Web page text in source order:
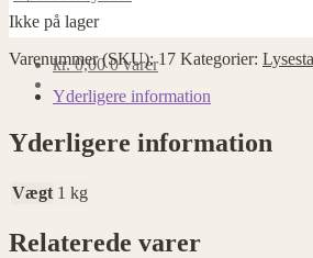
kr.0,00 0 varer
Ikke på lager
Varenummer (SKU):17 Kategorier:
Yderligere information
Yderligere information
Vægt 1 kg
Relaterede varer